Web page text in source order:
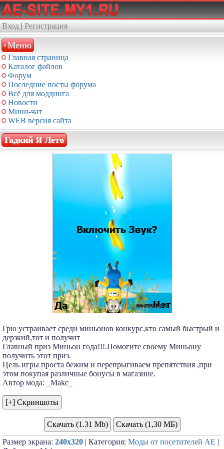
Вход | Регистрация
Меню
Главная страница
Каталог файлов
Форум
Последние посты форума
Всё для моддинга
Новости
Мини-чат
WEB версия сайта
Гадкий Я Лето
Грю устраивает среди миньонов конкурс,кто самый быстрый и
дерзкий,тот и получит
Главный приз Миньон года!!!.Помогите своему Миньону
получить этот приз.
Цель игры проста бежим и перепрыгиваем препятствия ,при
этом покупая различные бонусы в магазине.
Автор мода: _Makc_
Скачать (1.31 Mb) Скачать (1,30 МБ)
Размер экрана: 240x320 | Категория: Моды от посетителей АЕ |